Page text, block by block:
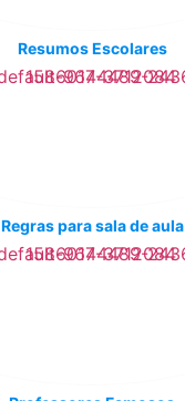
Resumos Escolares
Regras para sala de aula